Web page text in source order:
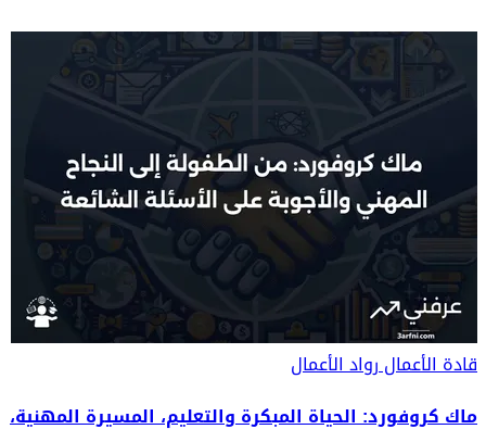
قادة الأعمالرواد الأعمال
ماك كروفورد: الحياة المبكرة والتعليم، المسيرة المهنية،